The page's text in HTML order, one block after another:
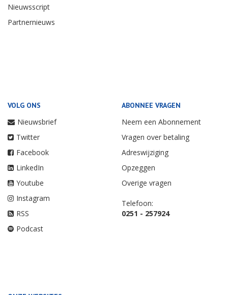
Nieuwsscript
Partnernieuws
VOLG ONS
Nieuwsbrief
Twitter
Facebook
LinkedIn
Youtube
Instagram
RSS
Podcast
ABONNEE VRAGEN
Neem een Abonnement
Vragen over betaling
Adreswijziging
Opzeggen
Overige vragen
Telefoon:
0251 - 257924